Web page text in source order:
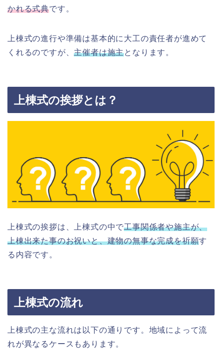
かれる式典です。
上棟式の進行や準備は基本的に大工の責任者が進めて
くれるのですが、主催者は施主となります。
上棟式の挨拶とは？
上棟式の挨拶は、上棟式の中で工事関係者や施主が、
上棟出来た事のお祝いと、建物の無事な完成を祈願す
る内容です。
上棟式の流れ
上棟式の主な流れは以下の通りです。地域によって流
れが異なるケースもあります。